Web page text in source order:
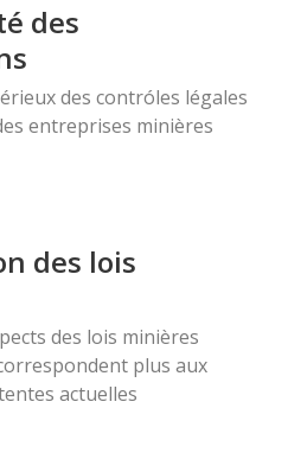
des
des contróles légales
entreprises minières
des lois
des lois minières
plus aux
actuelles